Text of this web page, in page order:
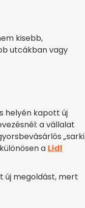
kisebb,
utcákban vagy
helyén kapott új
a vállalat
„sarki
a Lidl
új megoldást, mert